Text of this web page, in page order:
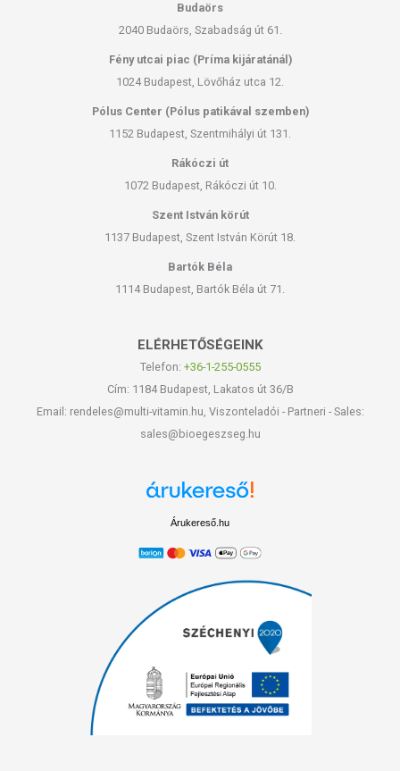
Budaörs
2040 Budaörs, Szabadság út 61.
Fény utcai piac (Príma kijáratánál)
1024 Budapest, Lövőház utca 12.
Pólus Center (Pólus patikával szemben)
1152 Budapest, Szentmihályi út 131.
Rákóczi út
1072 Budapest, Rákóczi út 10.
Szent István körút
1137 Budapest, Szent István Körút 18.
Bartók Béla
1114 Budapest, Bartók Béla út 71.
ELÉRHETŐSÉGEINK
Telefon: +36-1-255-0555
Cím: 1184 Budapest, Lakatos út 36/B
Email: rendeles@multi-vitamin.hu, Viszonteladói - Partneri - Sales:
sales@bioegeszseg.hu
Árukereső.hu